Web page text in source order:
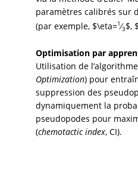
paramètres calibrés sur
(par exemple, $\eta=1⁄3$,
Optimisation par
Utilisation de l’algorithme
Optimization) pour
suppression des
dynamiquement la
pseudopodes pour
(chemotactic index, CI).